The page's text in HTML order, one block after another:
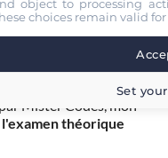
. Je suis aidé par les
Mister Codes, mon
théorique
object to processing
choices remain valid
Set